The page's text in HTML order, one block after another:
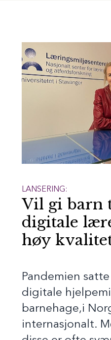
LANSERING:
Vil gi barn
digitale
høy
Pandemien
digitale
barnehage,i
internasjonalt.